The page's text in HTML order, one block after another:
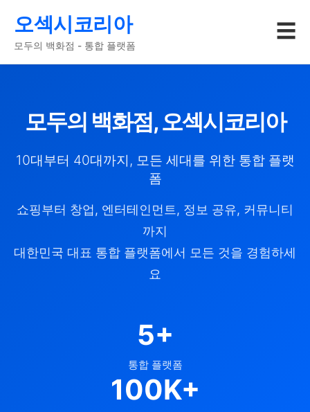
오섹시코리아
모두의 백화점 - 통합 플랫폼
☰
모두의 백화점, 오섹시코리아
10대부터 40대까지, 모든 세대를 위한 통합 플랫
폼
쇼핑부터 창업, 엔터테인먼트, 정보 공유, 커뮤니티
까지
대한민국 대표 통합 플랫폼에서 모든 것을 경험하세
요
5+
통합 플랫폼
100K+